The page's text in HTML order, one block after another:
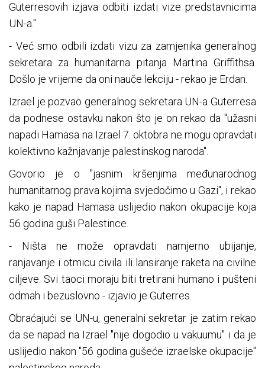
Guterresovih izjava odbiti izdati vize predstavnicima
UN-a."
- Već smo odbili izdati vizu za zamjenika generalnog
sekretara za humanitarna pitanja Martina Griffithsa.
Došlo je vrijeme da oni nauče lekciju - rekao je Erdan.
Izrael je pozvao generalnog sekretara UN-a Guterresa
da podnese ostavku nakon što je on rekao da "užasni
napadi Hamasa na Izrael 7. oktobra ne mogu opravdati
kolektivno kažnjavanje palestinskog naroda".
Govorio je o "jasnim kršenjima međunarodnog
humanitarnog prava kojima svjedočimo u Gazi", i rekao
kako je napad Hamasa uslijedio nakon okupacije koja
56 godina guši Palestince.
- Ništa ne može opravdati namjerno ubijanje,
ranjavanje i otmicu civila ili lansiranje raketa na civilne
ciljeve. Svi taoci moraju biti tretirani humano i pušteni
odmah i bezuslovno - izjavio je Guterres.
Obraćajući se UN-u, generalni sekretar je zatim rekao
da se napad na Izrael "nije dogodio u vakuumu" i da je
uslijedio nakon "56 godina gušeće izraelske okupacije"